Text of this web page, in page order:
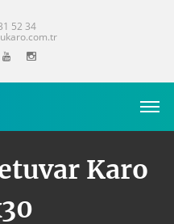
52 34
Karo